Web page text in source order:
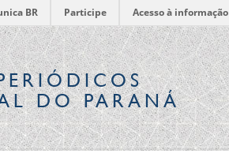
BR Participe Acesso à informação
DO PARANÁ